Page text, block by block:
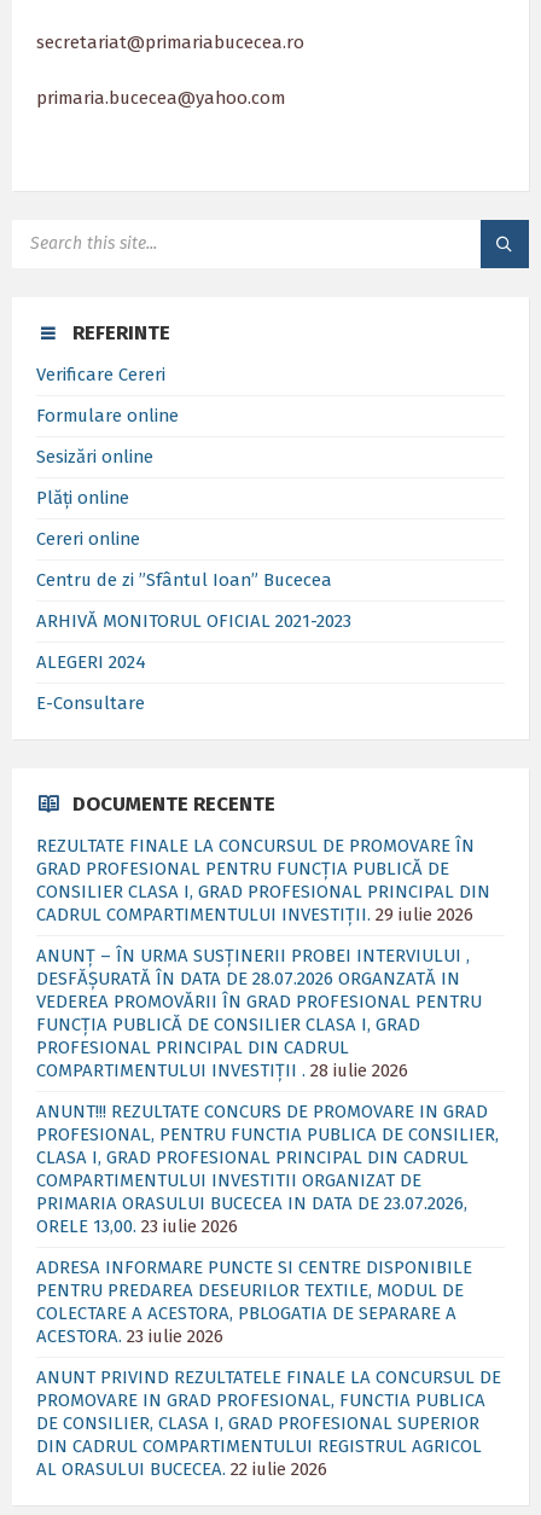
secretariat@primariabucecea.ro
primaria.bucecea@yahoo.com
REFERINTE
Verificare Cereri
Formulare online
Sesizări online
Plăți online
Cereri online
Centru de zi ”Sfântul Ioan” Bucecea
ARHIVĂ MONITORUL OFICIAL 2021-2023
ALEGERI 2024
E-Consultare
DOCUMENTE RECENTE
REZULTATE FINALE LA CONCURSUL DE PROMOVARE ÎN
GRAD PROFESIONAL PENTRU FUNCȚIA PUBLICĂ DE
CONSILIER CLASA I, GRAD PROFESIONAL PRINCIPAL DIN
CADRUL COMPARTIMENTULUI INVESTIȚII. 29 iulie 2026
ANUNȚ – ÎN URMA SUSȚINERII PROBEI INTERVIULUI ,
DESFĂȘURATĂ ÎN DATA DE 28.07.2026 ORGANZATĂ IN
VEDEREA PROMOVĂRII ÎN GRAD PROFESIONAL PENTRU
FUNCȚIA PUBLICĂ DE CONSILIER CLASA I, GRAD
PROFESIONAL PRINCIPAL DIN CADRUL
COMPARTIMENTULUI INVESTIȚII . 28 iulie 2026
ANUNT!!! REZULTATE CONCURS DE PROMOVARE IN GRAD
PROFESIONAL, PENTRU FUNCTIA PUBLICA DE CONSILIER,
CLASA I, GRAD PROFESIONAL PRINCIPAL DIN CADRUL
COMPARTIMENTULUI INVESTITII ORGANIZAT DE
PRIMARIA ORASULUI BUCECEA IN DATA DE 23.07.2026,
ORELE 13,00. 23 iulie 2026
ADRESA INFORMARE PUNCTE SI CENTRE DISPONIBILE
PENTRU PREDAREA DESEURILOR TEXTILE, MODUL DE
COLECTARE A ACESTORA, PBLOGATIA DE SEPARARE A
ACESTORA. 23 iulie 2026
ANUNT PRIVIND REZULTATELE FINALE LA CONCURSUL DE
PROMOVARE IN GRAD PROFESIONAL, FUNCTIA PUBLICA
DE CONSILIER, CLASA I, GRAD PROFESIONAL SUPERIOR
DIN CADRUL COMPARTIMENTULUI REGISTRUL AGRICOL
AL ORASULUI BUCECEA. 22 iulie 2026